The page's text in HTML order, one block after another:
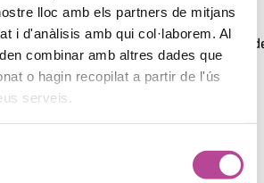
lloc amb els partners de mitjans
i d'anàlisis amb qui col·laborem. Al
combinar amb altres dades que
o hagin recopilat a partir de l'ús
serveis.
previsualitzacióestalvia hores
accelera el lliurament
i entrega
arriba el dia de